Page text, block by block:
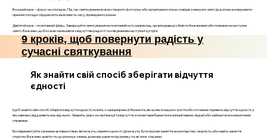
Восьмий крок – фокус на спогадах. Під час святкування можна створити фотозону або організувати показ слайдів з минулих свят. Це допоможе відновити
приємні спогади і підкреслить важливість часу, проведеного разом.
Дев’ятий крок – позитивний фініш. Завершуйте святкування на позитивній ноті, наприклад, організувавши обмін побажаннями або планами на наступне
свято. Важливо, щоб кожен залишився з відчуттям радості та очікуванням наступної зустрічі.
9 кроків, щоб повернути радість у
сучасні святкування
Як знайти свій спосіб зберігати відчуття
єдності
Щоб знайти свій спосіб зберігати відчуття єдності, почніть з саморефлексії. Визначте, які аспекти вашого життя або оточення сприяють відчуттю єдності, а
які, навпаки, віддаляють вас від нього. Зверніть увагу на свої емоції та відчуття, коли ви перебуваєте в компанії певних людей або займаєтеся конкретними
справами.
Експериментуйте з різними активностями, які можуть сприяти єдності. Це можуть бути групові заняття, волонтерство, творчість або навіть заняття
спортом. Важливо знайти те, що резонує з вами, де ви відчуваєте підтримку та зв'язок з іншими.